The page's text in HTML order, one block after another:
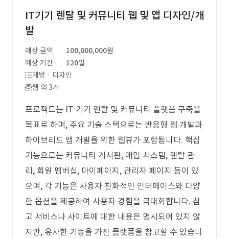
IT기기 렌탈 및 커뮤니티 웹 및 앱 디자인/개
발
예상 금액
100,000,000원
예상 기간
120일
개발 · 디자인
웹 외 3개
프로젝트는 IT 기기 렌탈 및 커뮤니티 플랫폼 구축을
목표로 하며, 주요 기술 스택으로는 반응형 웹 개발과
하이브리드 앱 개발을 위한 웹뷰가 포함됩니다. 핵심
기능으로는 커뮤니티 게시판, 매입 시스템, 렌탈 관
리, 회원 멤버십, 마이페이지, 관리자 페이지 등이 있
으며, 각 기능은 사용자 친화적인 인터페이스와 다양
한 옵션을 제공하여 사용자 경험을 극대화합니다. 참
고 서비스나 사이트에 대한 내용은 명시되어 있지 않
지만, 유사한 기능을 가진 플랫폼을 참고할 수 있습니